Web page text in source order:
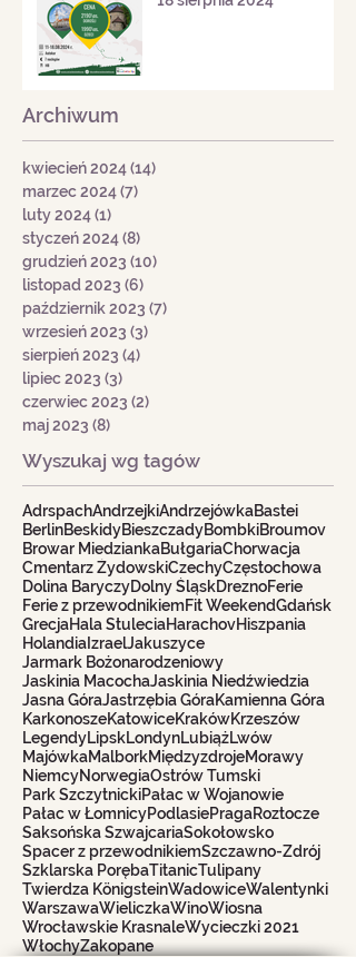
Archiwum
kwiecień 2024(14)
marzec 2024(7)
luty 2024(1)
styczeń 2024(8)
grudzień 2023 (10)
listopad 2023 (6)
październik 2023 (7)
wrzesień 2023 (3)
sierpień 2023 (4)
lipiec 2023 (3)
czerwiec 2023 (2)
maj 2023 (8)
Wyszukaj wg tagów
AdrspachAndrzejkiAndrzejówkaBastei
BerlinBeskidyBieszczadyBombkiBroumov
Browar MiedziankaBułgariaChorwacja
Cmentarz ŻydowskiCzechyCzęstochowa
Dolina BaryczyDolny ŚląskDreznoFerie
Ferie z przewodnikiemFit WeekendGdańsk
GrecjaHala StuleciaHarachovHiszpania
Holandia IzraelJakuszyce
Jarmark Bożonarodzeniowy
Jaskinia MacochaJaskinia Niedźwiedzia
Jasna GóraJastrzębia GóraKamienna Góra
KarkonoszeKatowiceKrakówKrzeszów
LegendyLipskLondynLubiążLwów
MajówkaMalborkMiędzyzdrojeMorawy
NiemcyNorwegiaOstrów Tumski
Park SzczytnickiPałac w Wojanowie
Pałac w ŁomnicyPodlasiePragaRoztocze
Saksońska SzwajcariaSokołowsko
Spacer z przewodnikiemSzczawno-Zdrój
Szklarska PorębaTitanicTulipany
Twierdza KönigsteinWadowiceWalentynki
WarszawaWieliczkaWinoWiosna
Wrocławskie KrasnaleWycieczki 2021
WłochyZakopane